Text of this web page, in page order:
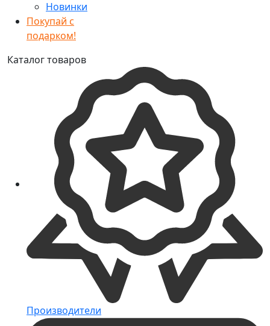
Новинки
Покупай с
подарком!
Каталог товаров
Производители